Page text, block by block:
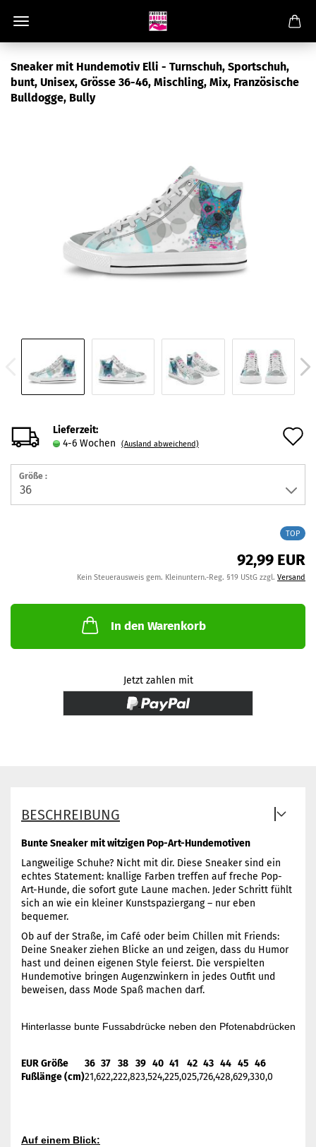
Sneaker mit Hundemotiv Elli - Turnschuh, Sportschuh,
bunt, Unisex, Grösse 36-46, Mischling, Mix, Französische
Bulldogge, Bully
Lieferzeit:
4-6 Wochen
(Ausland abweichend)
Größe :
TOP
92,99 EUR
Kein Steuerausweis gem. Kleinuntern.-Reg. §19 UStG zzgl. Versand
In den Warenkorb
Jetzt zahlen mit
BESCHREIBUNG
Bunte Sneaker mit witzigen Pop-Art-Hundemotiven
Langweilige Schuhe? Nicht mit dir. Diese Sneaker sind ein
echtes Statement: knallige Farben treffen auf freche Pop-
Art-Hunde, die sofort gute Laune machen. Jeder Schritt fühlt
sich an wie ein kleiner Kunstspaziergang – nur eben
bequemer.
Ob auf der Straße, im Café oder beim Chillen mit Friends:
Deine Sneaker ziehen Blicke an und zeigen, dass du Humor
hast und deinen eigenen Style feierst. Die verspielten
Hundemotive bringen Augenzwinkern in jedes Outfit und
beweisen, dass Mode Spaß machen darf.
Hinterlasse bunte Fussabdrücke neben den Pfotenabdrücken
EUR Größe 36 37 38 39 40 41 42 43 44 45 46
Fußlänge (cm)21,622,222,823,524,225,025,726,428,629,330,0
Auf einem Blick: